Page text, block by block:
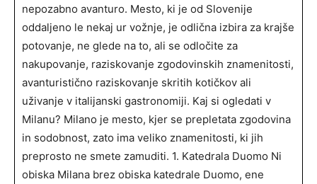
nepozabno avanturo. Mesto, ki je od Slovenije
oddaljeno le nekaj ur vožnje, je odlična izbira za krajše
potovanje, ne glede na to, ali se odločite za
nakupovanje, raziskovanje zgodovinskih znamenitosti,
avanturistično raziskovanje skritih kotičkov ali
uživanje v italijanski gastronomiji. Kaj si ogledati v
Milanu? Milano je mesto, kjer se prepletata zgodovina
in sodobnost, zato ima veliko znamenitosti, ki jih
preprosto ne smete zamuditi. 1. Katedrala Duomo Ni
obiska Milana brez obiska katedrale Duomo, ene